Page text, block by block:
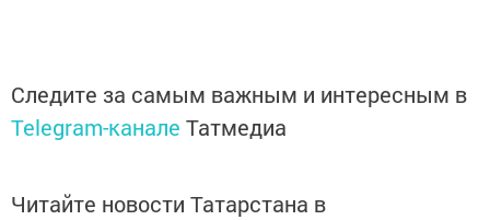
Следите за самым важным и интересным в
Telegram-канале Татмедиа
Читайте новости Татарстана в